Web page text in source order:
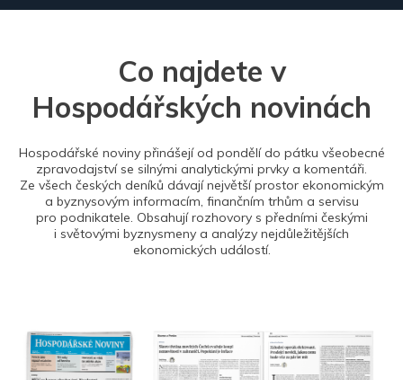
Co najdete v
Hospodářských novinách
Hospodářské noviny přinášejí od pondělí do pátku všeobecné
zpravodajství se silnými analytickými prvky a komentáři.
Ze všech českých deníků dávají největší prostor ekonomickým
a byznysovým informacím, finančním trhům a servisu
pro podnikatele. Obsahují rozhovory s předními českými
i světovými byznysmeny a analýzy nejdůležitějších
ekonomických událostí.